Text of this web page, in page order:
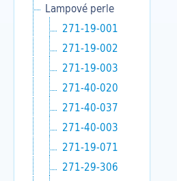
Lampové perle
271-19-001
271-19-002
271-19-003
271-40-020
271-40-037
271-40-003
271-19-071
271-29-306